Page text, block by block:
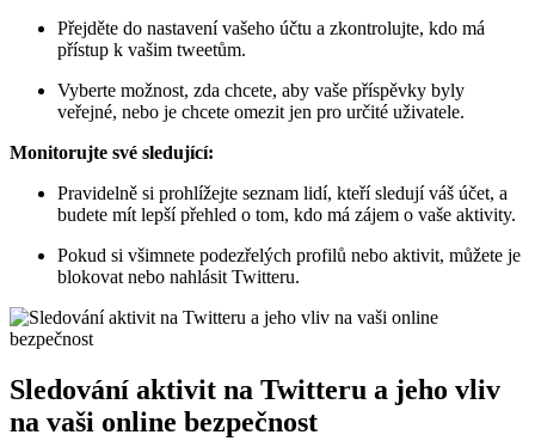
Přejděte do nastavení vašeho účtu a zkontrolujte, kdo má
přístup k vašim tweetům.
Vyberte možnost, zda chcete, aby vaše příspěvky byly
veřejné, nebo je chcete omezit jen pro určité uživatele.
Monitorujte své sledující:
Pravidelně si prohlížejte seznam lidí, kteří sledují váš účet, a
budete mít lepší přehled o tom, kdo má zájem o vaše aktivity.
Pokud si všimnete podezřelých profilů nebo aktivit, můžete je
blokovat nebo nahlásit Twitteru.
Sledování aktivit na Twitteru a jeho vliv
na vaši online bezpečnost